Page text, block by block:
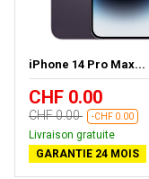
iPhone 14 Pro Max...
CHF 0.00
CHF 0.00 -CHF 0.00
Livraison gratuite
GARANTIE 24 MOIS